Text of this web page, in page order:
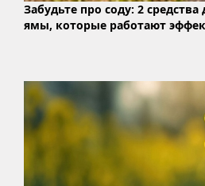
Забудьте про соду: 2
ямы, которые работают